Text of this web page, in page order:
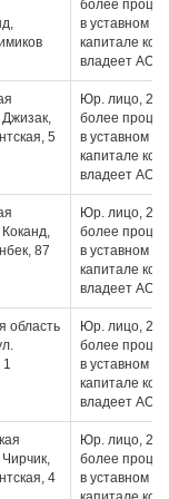
более
в уставном
капитале
владеет АО
Джизак,
5
Юр. лицо, 20
более
в уставном
капитале
владеет АО
Коканд,
87
Юр. лицо, 20
более
в уставном
капитале
владеет АО
область
1
Юр. лицо, 20
более
в уставном
капитале
владеет АО
Чирчик,
4
Юр. лицо, 20
более
в уставном